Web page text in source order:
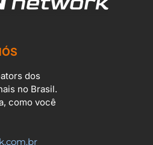
dos
no Brasil.
como você